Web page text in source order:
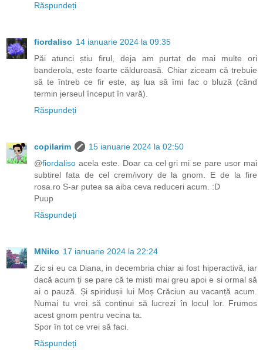
Răspundeți
fiordaliso 14 ianuarie 2024 la 09:35
Păi atunci știu firul, deja am purtat de mai multe ori
banderola, este foarte călduroasă. Chiar ziceam că trebuie
să te întreb ce fir este, aș lua să îmi fac o bluză (când
termin jerseul început în vară).
Răspundeți
copilarim
15 ianuarie 2024 la 02:50
@fiordaliso acela este. Doar ca cel gri mi se pare usor mai
subtirel fata de cel crem/ivory de la gnom. E de la fire
rosa.ro S-ar putea sa aiba ceva reduceri acum. :D
Puup
Răspundeți
MNiko 17 ianuarie 2024 la 22:24
Zic si eu ca Diana, in decembria chiar ai fost hiperactivă, iar
dacă acum ți se pare că te misti mai greu apoi e si ormal să
ai o pauză. Și spiridușii lui Moș Crăciun au vacanță acum.
Numai tu vrei să continui să lucrezi în locul lor. Frumos
acest gnom pentru vecina ta.
Spor în tot ce vrei să faci.
Răspundeți